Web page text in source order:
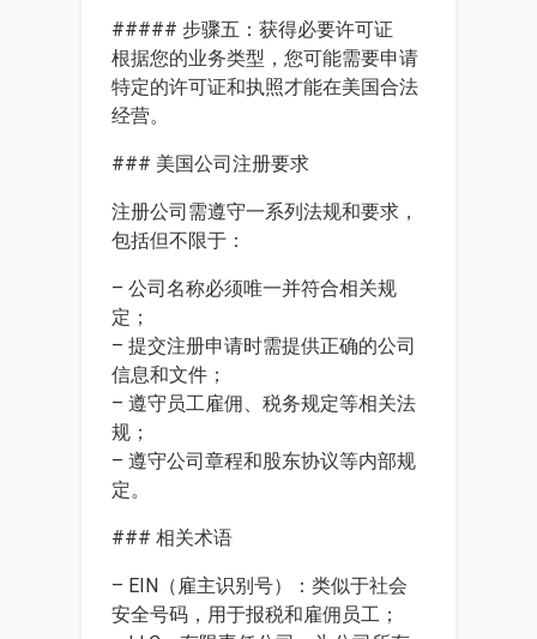
##### 步骤五：获得必要许可证
根据您的业务类型，您可能需要申请
特定的许可证和执照才能在美国合法
经营。
### 美国公司注册要求
注册公司需遵守一系列法规和要求，
包括但不限于：
– 公司名称必须唯一并符合相关规
定；
– 提交注册申请时需提供正确的公司
信息和文件；
– 遵守员工雇佣、税务规定等相关法
规；
– 遵守公司章程和股东协议等内部规
定。
### 相关术语
– EIN（雇主识别号）：类似于社会
安全号码，用于报税和雇佣员工；